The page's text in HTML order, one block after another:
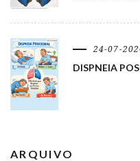
24-07-
DISPNEIA
ARQUIVO